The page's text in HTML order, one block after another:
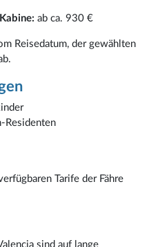
ab ca. 930 €
Reisedatum, der gewählten
Residenten
Tarife der Fähre
sind auf lange